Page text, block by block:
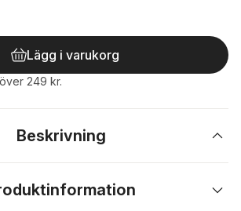
Lägg i varukorg
249 kr.
Beskrivning